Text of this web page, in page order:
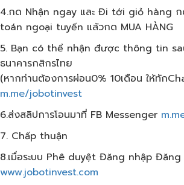
4.กด Nhận ngay และ Đi tới giỏ hàng ก
toán ngoại tuyến แล้วกด​ MUA HÀNG
5. Bạn có thể nhận được thông tin
ธนาคารกสิกรไทย
(หากท่านต้องการผ่อน0% 10เดือน​ ให้ทัก
m.me/jobotinvest
6.ส่งสลิปการโอนมาที่ FB Messenger
7. Chấp thuận
8.เมื่อระบบ Phê duyệt Đăng nhập
www.jobotinvest.com